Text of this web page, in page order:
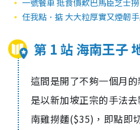
一號餐車 抵食價歎巴馬臣芝士
任我點．掂 大大粒厚實又煙韌
第 1 站 海南王子
這間是開了不夠一個月
是以新加坡正宗的手法
南雞撈麵($35)，即點即